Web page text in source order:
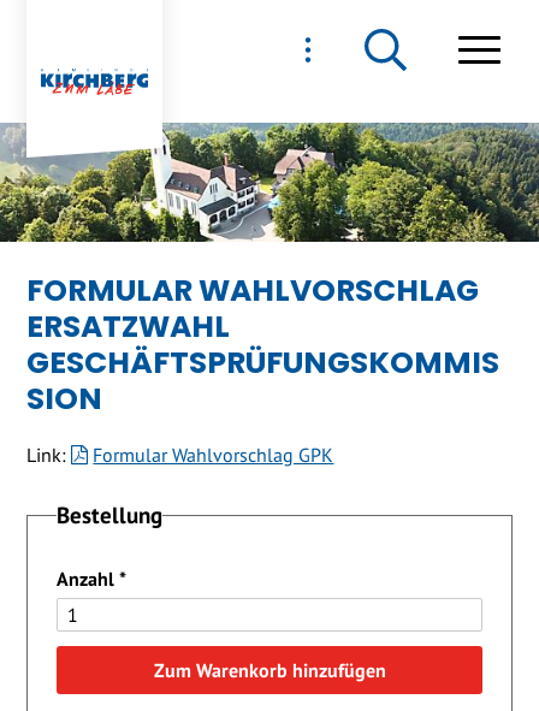
NAVIGIEREN IN
FORMULAR WAHLVORSCHLAG
ERSATZWAHL
GESCHÄFTSPRÜFUNGSKOMMIS
SION
Link: Formular Wahlvorschlag GPK
Bestellung
Anzahl*
Zum Warenkorb hinzufügen